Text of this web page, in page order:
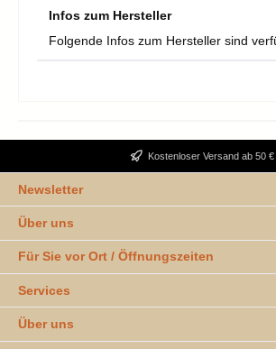
Infos zum Hersteller
Folgende Infos zum Hersteller sind
Kostenloser Versand ab 50 €
Newsletter
Über uns
Für Sie vor Ort / Öffnungszeiten
Services
Über uns